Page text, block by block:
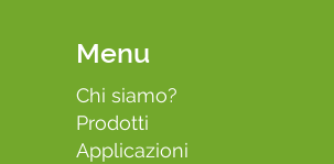
Menu
Chi siamo?
Prodotti
Applicazioni